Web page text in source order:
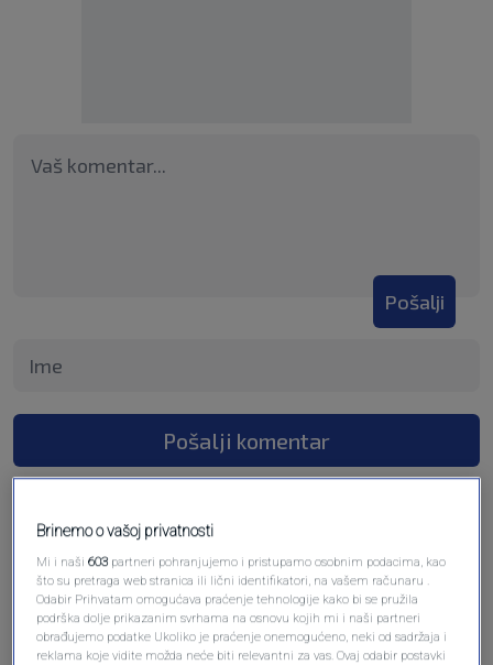
Pošalji
Pošalji komentar
Brinemo o vašoj privatnosti
Mi i naši603 partneri pohranjujemo i pristupamo osobnim podacima, kao
što su pretraga web stranica ili lični identifikatori, na vašem računaru .
Odabir Prihvatam omogućava praćenje tehnologije kako bi se pružila
podrška dolje prikazanim svrhama na osnovu kojih mi i naši partneri
obrađujemo podatke Ukoliko je praćenje onemogućeno, neki od sadržaja i
reklama koje vidite možda neće biti relevantni za vas. Ovaj odabir postavki